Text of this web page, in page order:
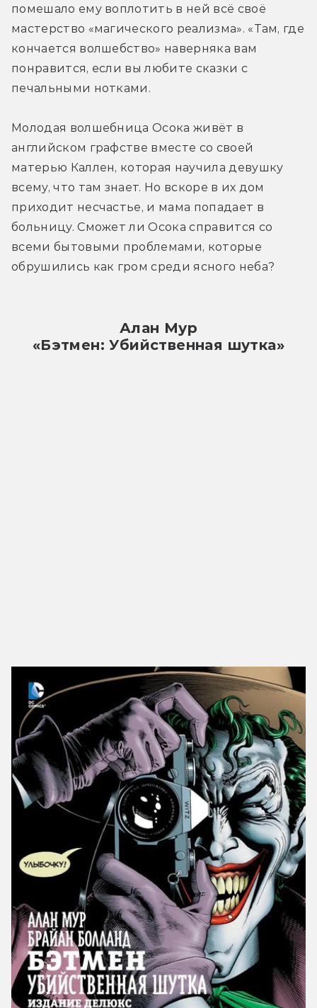
помешало ему воплотить в ней всё своё
мастерство «магического реализма». «Там, где
кончается волшебство» наверняка вам
понравится, если вы любите сказки с
печальными нотками.
Молодая волшебница Осока живёт в
английском графстве вместе со своей
матерью Каллен, которая научила девушку
всему, что там знает. Но вскоре в их дом
приходит несчастье, и мама попадает в
больницу. Сможет ли Осока справится со
всеми бытовыми проблемами, которые
обрушились как гром среди ясного неба?
Алан Мур
«Бэтмен: Убийственная шутка»